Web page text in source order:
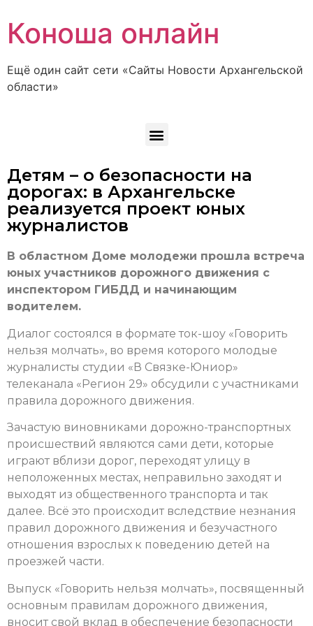
Коноша онлайн
Ещё один сайт сети «Сайты Новости Архангельской
области»
Детям – о безопасности на
дорогах: в Архангельске
реализуется проект юных
журналистов
В областном Доме молодежи прошла встреча
юных участников дорожного движения с
инспектором ГИБДД и начинающим
водителем.
Диалог состоялся в формате ток-шоу «Говорить
нельзя молчать», во время которого молодые
журналисты студии «В Связке-Юниор»
телеканала «Регион 29» обсудили с участниками
правила дорожного движения.
Зачастую виновниками дорожно-транспортных
происшествий являются сами дети, которые
играют вблизи дорог, переходят улицу в
неположенных местах, неправильно заходят и
выходят из общественного транспорта и так
далее. Всё это происходит вследствие незнания
правил дорожного движения и безучастного
отношения взрослых к поведению детей на
проезжей части.
Выпуск «Говорить нельзя молчать», посвященный
основным правилам дорожного движения,
вносит свой вклад в обеспечение безопасности